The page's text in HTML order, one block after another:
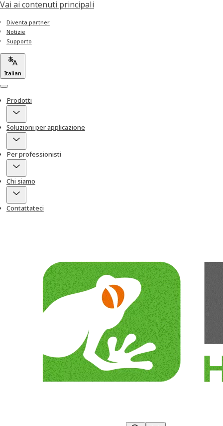
Vai ai contenuti principali
Diventa partner
Notizie
Supporto
Italian
Menu
Prodotti
Soluzioni per applicazione
Per professionisti
Chi siamo
Contattateci